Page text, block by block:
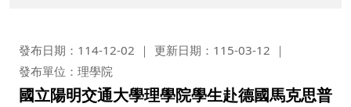
發布日期：114-12-02
更新日期：115-03-12
發布單位：理學院
國立陽明交通大學理學院學生赴德國馬克思普